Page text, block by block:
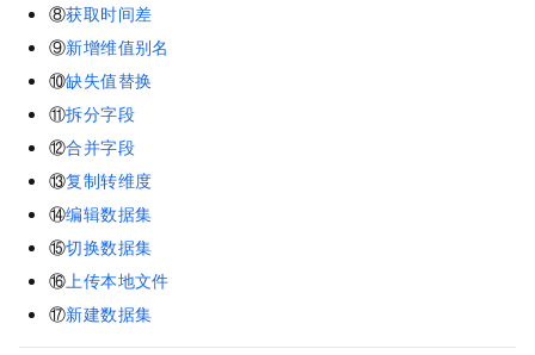
⑧获取时间差
⑨新增维值别名
⑩缺失值替换
⑪拆分字段
⑫合并字段
⑬复制转维度
⑭编辑数据集
⑮切换数据集
⑯上传本地文件
⑰新建数据集